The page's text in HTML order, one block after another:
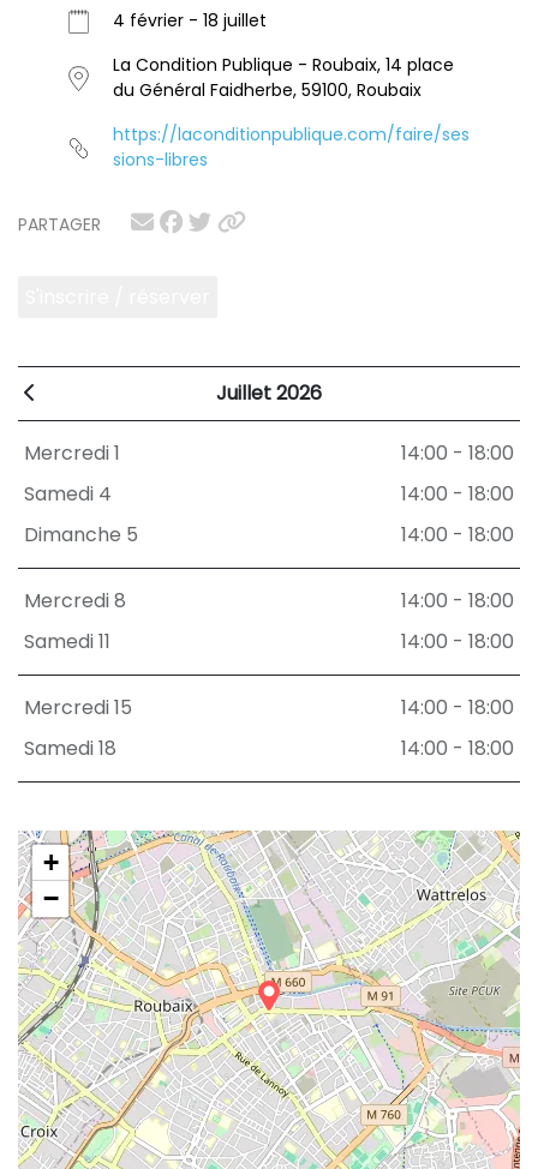
PARTAGER
Juillet 2026
Mercredi 1
14:00 - 18:00
Samedi 4
14:00 - 18:00
Dimanche 5
14:00 - 18:00
Mercredi 8
14:00 - 18:00
Samedi 11
14:00 - 18:00
Mercredi 15
14:00 - 18:00
Samedi 18
14:00 - 18:00
+
−
4 février - 18 juillet
La Condition Publique - Roubaix, 14 place
du Général Faidherbe, 59100, Roubaix
https://laconditionpublique.com/faire/ses
sions-libres